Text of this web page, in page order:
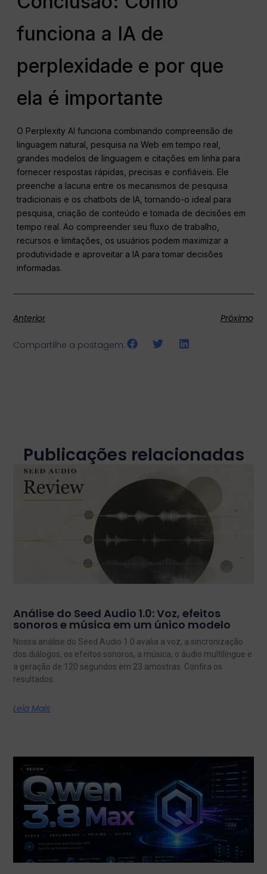
funciona a IA de
perplexidade e por que
ela é importante
O Perplexity AI funciona combinando compreensão de
linguagem natural, pesquisa na Web em tempo real,
grandes modelos de linguagem e citações em linha para
fornecer respostas rápidas, precisas e confiáveis. Ele
preenche a lacuna entre os mecanismos de pesquisa
tradicionais e os chatbots de IA, tornando-o ideal para
pesquisa, criação de conteúdo e tomada de decisões em
tempo real. Ao compreender seu fluxo de trabalho,
recursos e limitações, os usuários podem maximizar a
produtividade e aproveitar a IA para tomar decisões
informadas.
Anterior Próximo
Compartilhe a postagem:
Publicações relacionadas
Análise do Seed Audio 1.0: Voz, efeitos
sonoros e música em um único modelo
Nossa análise do Seed Audio 1.0 avalia a voz, a sincronização
dos diálogos, os efeitos sonoros, a música, o áudio multilíngue e
a geração de 120 segundos em 23 amostras. Confira os
resultados.
Leia Mais